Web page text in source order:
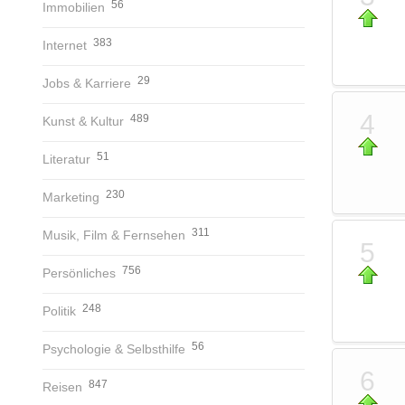
Immobilien 56
Internet 383
Jobs & Karriere 29
Kunst & Kultur 489
Literatur 51
Marketing 230
Musik, Film & Fernsehen 311
Persönliches 756
Politik 248
Psychologie & Selbsthilfe 56
Reisen 847
4
5
6